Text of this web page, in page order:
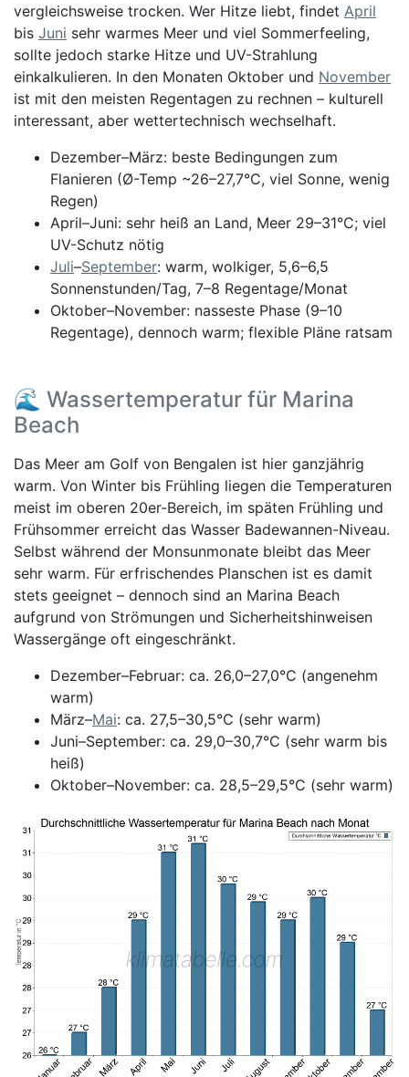
vergleichsweise trocken. Wer Hitze liebt, findet April
bis Juni sehr warmes Meer und viel Sommerfeeling,
sollte jedoch starke Hitze und UV-Strahlung
einkalkulieren. In den Monaten Oktober und November
ist mit den meisten Regentagen zu rechnen – kulturell
interessant, aber wettertechnisch wechselhaft.
Dezember–März: beste Bedingungen zum
Flanieren (Ø-Temp ~26–27,7°C, viel Sonne, wenig
Regen)
April–Juni: sehr heiß an Land, Meer 29–31°C; viel
UV-Schutz nötig
Juli–September: warm, wolkiger, 5,6–6,5
Sonnenstunden/Tag, 7–8 Regentage/Monat
Oktober–November: nasseste Phase (9–10
Regentage), dennoch warm; flexible Pläne ratsam
🌊 Wassertemperatur für Marina
Beach
Das Meer am Golf von Bengalen ist hier ganzjährig
warm. Von Winter bis Frühling liegen die Temperaturen
meist im oberen 20er-Bereich, im späten Frühling und
Frühsommer erreicht das Wasser Badewannen-Niveau.
Selbst während der Monsunmonate bleibt das Meer
sehr warm. Für erfrischendes Planschen ist es damit
stets geeignet – dennoch sind an Marina Beach
aufgrund von Strömungen und Sicherheitshinweisen
Wassergänge oft eingeschränkt.
Dezember–Februar: ca. 26,0–27,0°C (angenehm
warm)
März–Mai: ca. 27,5–30,5°C (sehr warm)
Juni–September: ca. 29,0–30,7°C (sehr warm bis
heiß)
Oktober–November: ca. 28,5–29,5°C (sehr warm)